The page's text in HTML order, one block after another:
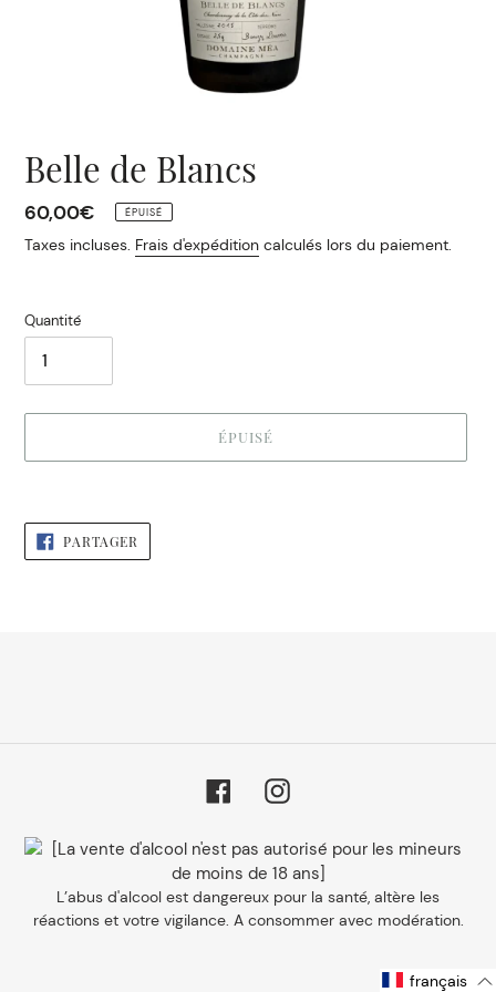
Belle de Blancs
Prix
normal
60,00€ ÉPUISÉ
Taxes incluses. Frais d'expédition calculés lors du paiement.
Quantité
ÉPUISÉ
produit
à
PARTAGER
SUR
FACEBOOK
FacebookInstagram
L’abus d'alcool est dangereux pour la santé, altère les
réactions et votre vigilance. A consommer avec modération.
français